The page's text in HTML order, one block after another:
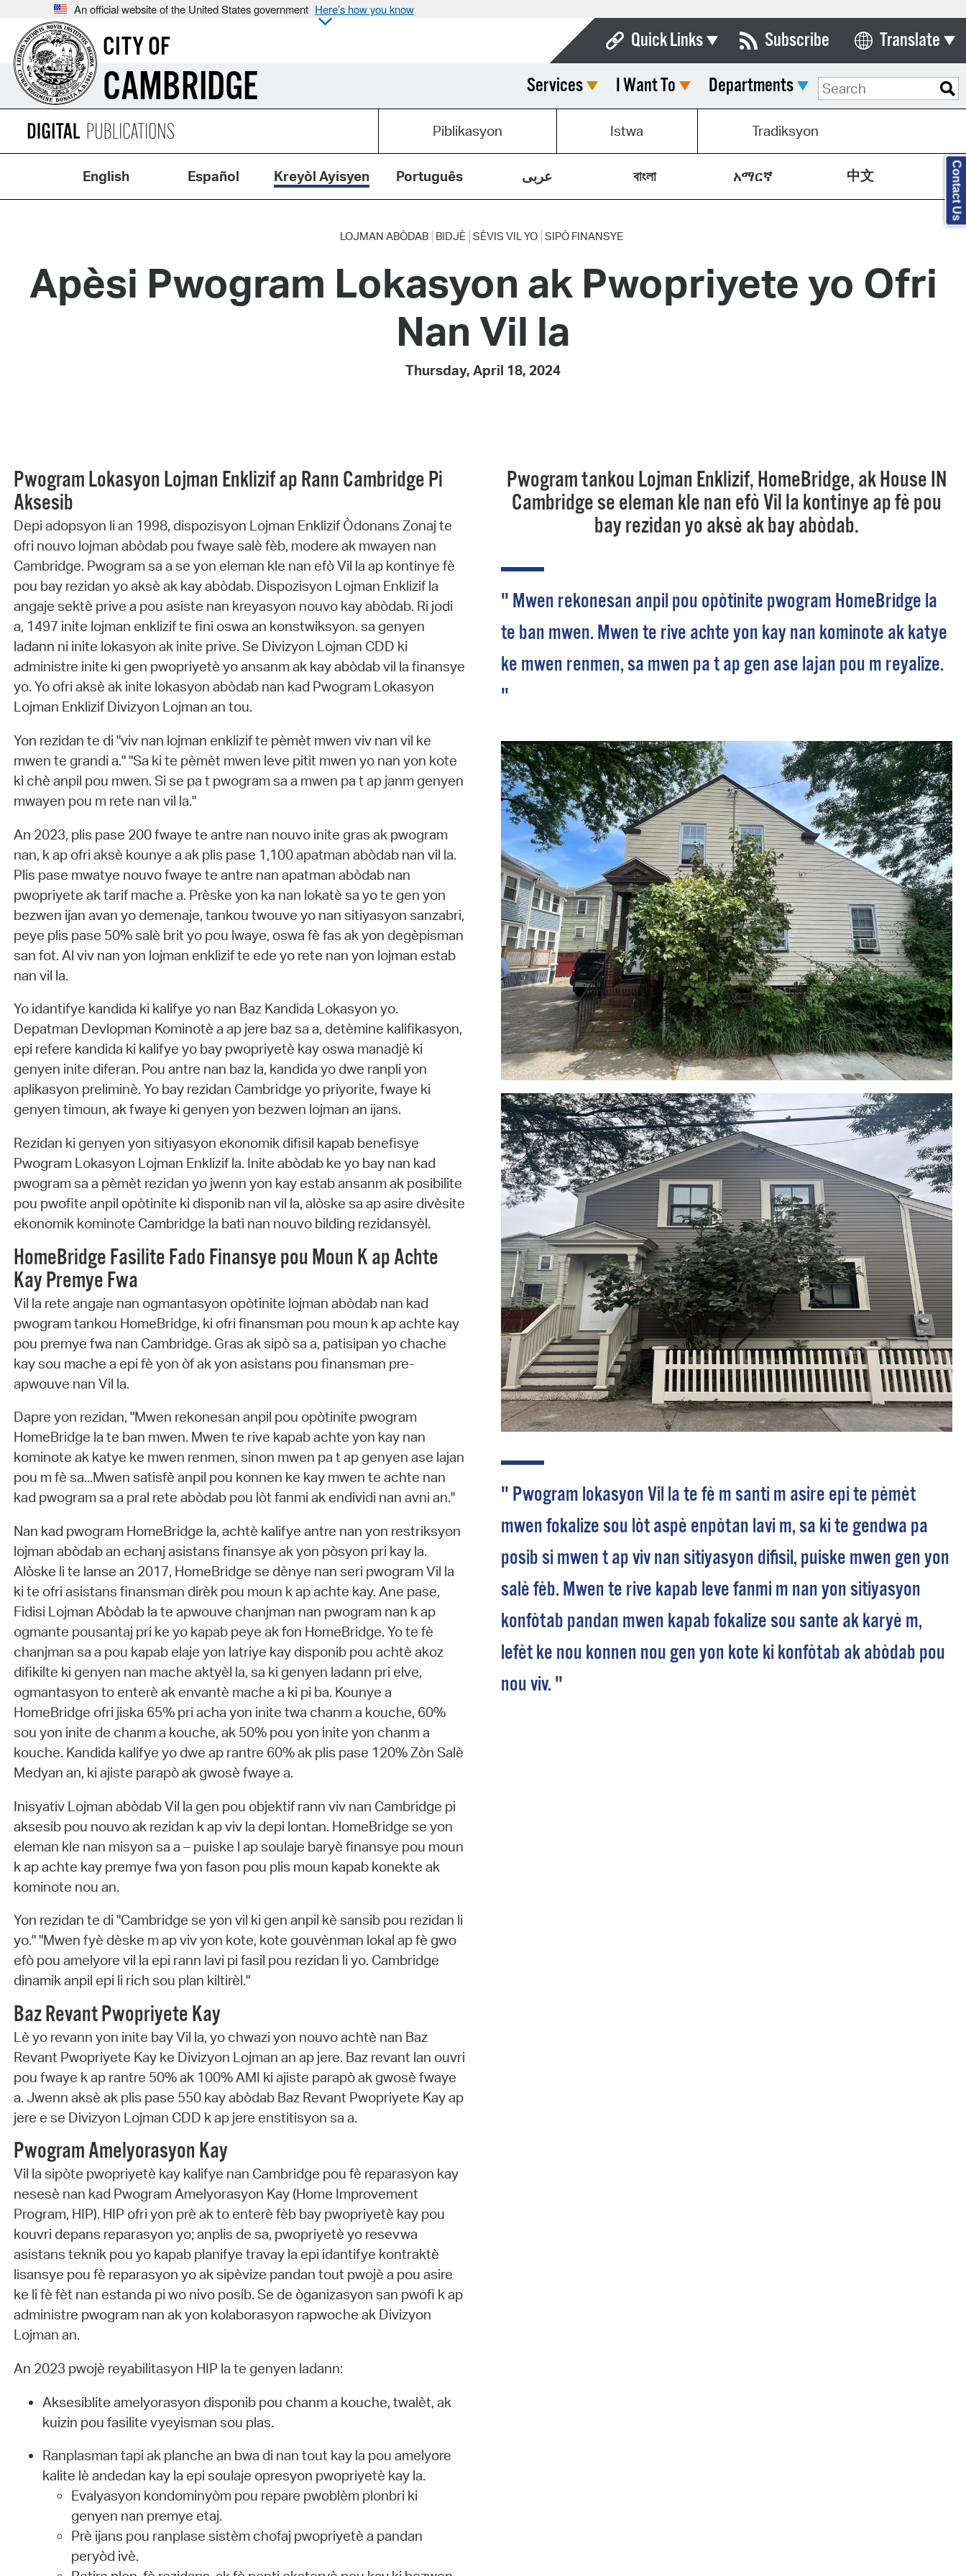
An official website of the United States government Here’s how you know
CITY OF
CAMBRIDGE
Quick Links
Boards & Commissions
Calendar
Contact City Council
Department List
Municipal Code
Open Meeting Portal
Subscribe Translate
Select Language
Services I Want To Departments
Piblikasyon Istwa Tradiksyon
English Español Kreyòl Ayisyen Português عربى বাংলা አማርኛ 中文
LOJMAN ABÒDAB BIDJÈ SÈVIS VIL YO SIPÒ FINANSYE
Apèsi Pwogram Lokasyon ak Pwopriyete yo Ofri
Nan Vil la
Thursday, April 18, 2024
Pwogram Lokasyon Lojman Enklizif ap Rann Cambridge Pi
Aksesib
Depi adopsyon li an 1998, dispozisyon Lojman Enklizif Òdonans Zonaj te
ofri nouvo lojman abòdab pou fwaye salè fèb, modere ak mwayen nan
Cambridge. Pwogram sa a se yon eleman kle nan efò Vil la ap kontinye fè
pou bay rezidan yo aksè ak kay abòdab. Dispozisyon Lojman Enklizif la
angaje sektè prive a pou asiste nan kreyasyon nouvo kay abòdab. Ri jodi
a, 1497 inite lojman enklizif te fini oswa an konstwiksyon. sa genyen
ladann ni inite lokasyon ak inite prive. Se Divizyon Lojman CDD ki
administre inite ki gen pwopriyetè yo ansanm ak kay abòdab vil la finansye
yo. Yo ofri aksè ak inite lokasyon abòdab nan kad Pwogram Lokasyon
Lojman Enklizif Divizyon Lojman an tou.
Yon rezidan te di "viv nan lojman enklizif te pèmèt mwen viv nan vil ke
mwen te grandi a." "Sa ki te pèmèt mwen leve pitit mwen yo nan yon kote
ki chè anpil pou mwen. Si se pa t pwogram sa a mwen pa t ap janm genyen
mwayen pou m rete nan vil la."
An 2023, plis pase 200 fwaye te antre nan nouvo inite gras ak pwogram
nan, k ap ofri aksè kounye a ak plis pase 1,100 apatman abòdab nan vil la.
Plis pase mwatye nouvo fwaye te antre nan apatman abòdab nan
pwopriyete ak tarif mache a. Prèske yon ka nan lokatè sa yo te gen yon
bezwen ijan avan yo demenaje, tankou twouve yo nan sitiyasyon sanzabri,
peye plis pase 50% salè brit yo pou lwaye, oswa fè fas ak yon degèpisman
san fot. Al viv nan yon lojman enklizif te ede yo rete nan yon lojman estab
nan vil la.
Yo idantifye kandida ki kalifye yo nan Baz Kandida Lokasyon yo.
Depatman Devlopman Kominotè a ap jere baz sa a, detèmine kalifikasyon,
epi refere kandida ki kalifye yo bay pwopriyetè kay oswa manadjè ki
genyen inite diferan. Pou antre nan baz la, kandida yo dwe ranpli yon
aplikasyon preliminè. Yo bay rezidan Cambridge yo priyorite, fwaye ki
genyen timoun, ak fwaye ki genyen yon bezwen lojman an ijans.
Rezidan ki genyen yon sitiyasyon ekonomik difisil kapab benefisye
Pwogram Lokasyon Lojman Enklizif la. Inite abòdab ke yo bay nan kad
pwogram sa a pèmèt rezidan yo jwenn yon kay estab ansanm ak posibilite
pou pwofite anpil opòtinite ki disponib nan vil la, alòske sa ap asire divèsite
ekonomik kominote Cambridge la bati nan nouvo bilding rezidansyèl.
HomeBridge Fasilite Fado Finansye pou Moun K ap Achte
Kay Premye Fwa
Vil la rete angaje nan ogmantasyon opòtinite lojman abòdab nan kad
pwogram tankou HomeBridge, ki ofri finansman pou moun k ap achte kay
pou premye fwa nan Cambridge. Gras ak sipò sa a, patisipan yo chache
kay sou mache a epi fè yon òf ak yon asistans pou finansman pre-
apwouve nan Vil la.
Dapre yon rezidan, "Mwen rekonesan anpil pou opòtinite pwogram
HomeBridge la te ban mwen. Mwen te rive kapab achte yon kay nan
kominote ak katye ke mwen renmen, sinon mwen pa t ap genyen ase lajan
pou m fè sa...Mwen satisfè anpil pou konnen ke kay mwen te achte nan
kad pwogram sa a pral rete abòdab pou lòt fanmi ak endividi nan avni an."
Nan kad pwogram HomeBridge la, achtè kalifye antre nan yon restriksyon
lojman abòdab an echanj asistans finansye ak yon pòsyon pri kay la.
Alòske li te lanse an 2017, HomeBridge se dènye nan seri pwogram Vil la
ki te ofri asistans finansman dirèk pou moun k ap achte kay. Ane pase,
Fidisi Lojman Abòdab la te apwouve chanjman nan pwogram nan k ap
ogmante pousantaj pri ke yo kapab peye ak fon HomeBridge. Yo te fè
chanjman sa a pou kapab elaje yon latriye kay disponib pou achtè akoz
difikilte ki genyen nan mache aktyèl la, sa ki genyen ladann pri elve,
ogmantasyon to enterè ak envantè mache a ki pi ba. Kounye a
HomeBridge ofri jiska 65% pri acha yon inite twa chanm a kouche, 60%
sou yon inite de chanm a kouche, ak 50% pou yon inite yon chanm a
kouche. Kandida kalifye yo dwe ap rantre 60% ak plis pase 120% Zòn Salè
Medyan an, ki ajiste parapò ak gwosè fwaye a.
Inisyativ Lojman abòdab Vil la gen pou objektif rann viv nan Cambridge pi
aksesib pou nouvo ak rezidan k ap viv la depi lontan. HomeBridge se yon
eleman kle nan misyon sa a – puiske l ap soulaje baryè finansye pou moun
k ap achte kay premye fwa yon fason pou plis moun kapab konekte ak
kominote nou an.
Yon rezidan te di "Cambridge se yon vil ki gen anpil kè sansib pou rezidan li
yo." "Mwen fyè dèske m ap viv yon kote, kote gouvènman lokal ap fè gwo
efò pou amelyore vil la epi rann lavi pi fasil pou rezidan li yo. Cambridge
dinamik anpil epi li rich sou plan kiltirèl."
Baz Revant Pwopriyete Kay
Lè yo revann yon inite bay Vil la, yo chwazi yon nouvo achtè nan Baz
Revant Pwopriyete Kay ke Divizyon Lojman an ap jere. Baz revant lan ouvri
pou fwaye k ap rantre 50% ak 100% AMI ki ajiste parapò ak gwosè fwaye
a. Jwenn aksè ak plis pase 550 kay abòdab Baz Revant Pwopriyete Kay ap
jere e se Divizyon Lojman CDD k ap jere enstitisyon sa a.
Pwogram Amelyorasyon Kay
Vil la sipòte pwopriyetè kay kalifye nan Cambridge pou fè reparasyon kay
nesesè nan kad Pwogram Amelyorasyon Kay (Home Improvement
Program, HIP). HIP ofri yon prè ak to enterè fèb bay pwopriyetè kay pou
kouvri depans reparasyon yo; anplis de sa, pwopriyetè yo resevwa
asistans teknik pou yo kapab planifye travay la epi idantifye kontraktè
lisansye pou fè reparasyon yo ak sipèvize pandan tout pwojè a pou asire
ke li fè fèt nan estanda pi wo nivo posib. Se de òganizasyon san pwofi k ap
administre pwogram nan ak yon kolaborasyon rapwoche ak Divizyon
Lojman an.
An 2023 pwojè reyabilitasyon HIP la te genyen ladann:
Aksesiblite amelyorasyon disponib pou chanm a kouche, twalèt, ak
kuizin pou fasilite vyeyisman sou plas.
Ranplasman tapi ak planche an bwa di nan tout kay la pou amelyore
kalite lè andedan kay la epi soulaje opresyon pwopriyetè kay la.
Evalyasyon kondominyòm pou repare pwoblèm plonbri ki
genyen nan premye etaj.
Prè ijans pou ranplase sistèm chofaj pwopriyetè a pandan
peryòd ivè.
Pwogram tankou Lojman Enklizif, HomeBridge, ak House IN
Cambridge se eleman kle nan efò Vil la kontinye ap fè pou
bay rezidan yo aksè ak bay abòdab.
" Mwen rekonesan anpil pou opòtinite pwogram HomeBridge la
te ban mwen. Mwen te rive achte yon kay nan kominote ak katye
ke mwen renmen, sa mwen pa t ap gen ase lajan pou m reyalize.
"
" Pwogram lokasyon Vil la te fè m santi m asire epi te pèmèt
mwen fokalize sou lòt aspè enpòtan lavi m, sa ki te gendwa pa
posib si mwen t ap viv nan sitiyasyon difisil, puiske mwen gen yon
salè fèb. Mwen te rive kapab leve fanmi m nan yon sitiyasyon
konfòtab pandan mwen kapab fokalize sou sante ak karyè m,
lefèt ke nou konnen nou gen yon kote ki konfòtab ak abòdab pou
nou viv. "
Contact Us